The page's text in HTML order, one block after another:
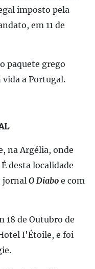
imposto pela
em 11 de
paquete grego
vida a Portugal.
na Argélia, onde
desta localidade
jornal O Diabo e com
18 de Outubro de
I'Étoile, e foi